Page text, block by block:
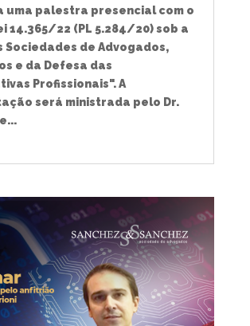
uma palestra presencial com o
14.365/22 (PL 5.284/20) sob a
Sociedades de Advogados,
e da Defesa das
Profissionais". A
será ministrada pelo Dr.